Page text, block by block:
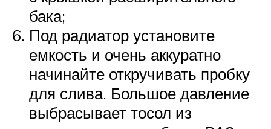
бака;
Под радиатор установите
емкость и очень аккуратно
начинайте откручивать пробку
для слива. Большое давление
выбрасывает тосол из